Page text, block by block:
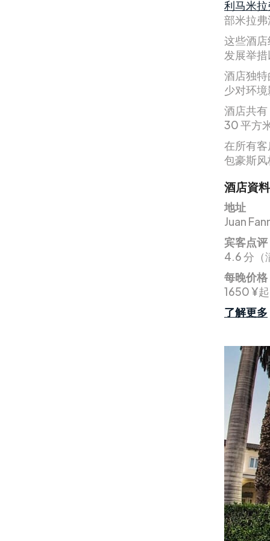
利马米
部米拉
这些酒
发展举
酒店独
少对环
酒店共
30 平方
在所有
包豪斯
酒店資料
地址
Juan
宾客点评
4.6 分（
每晚价格
1650 ¥起
了解更多